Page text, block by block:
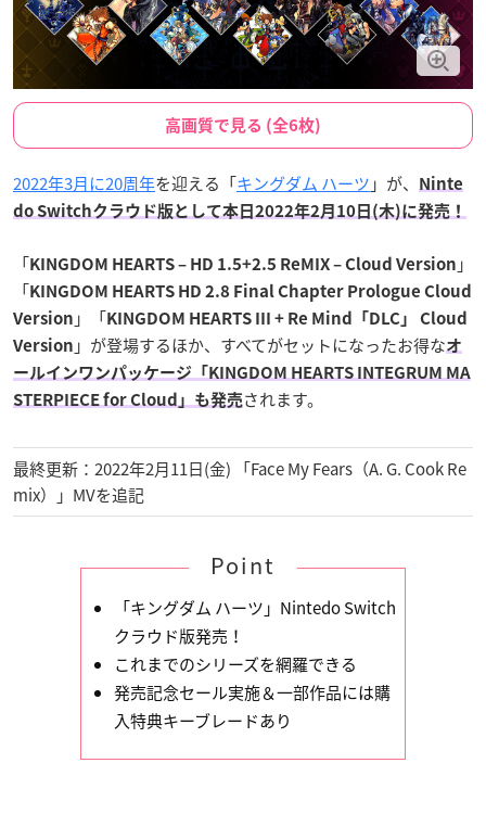
高画質で見る (全6枚)
2022年3月に20周年を迎える「キングダム ハーツ 」が、
Ninte
do Switchクラウド版として本日2022年2月10日(木)に発売！
「KINGDOM HEARTS – HD 1.5+2.5 ReMIX – Cloud Version 」
「KINGDOM HEARTS HD 2.8 Final Chapter Prologue Cloud
Version 」「KINGDOM HEARTS III + Re Mind「DLC」 Cloud
Version 」が登場するほか、すべてがセットになったお得なオ
ールインワンパッケージ「KINGDOM HEARTS INTEGRUM MA
STERPIECE for Cloud」も発売 されます。
最終更新：2022年2月11日(金) 「Face My Fears（A. G. Cook Re
mix）」MVを追記
Point
「キングダム ハーツ」Nintedo Switch
クラウド版発売！
これまでのシリーズを網羅できる
発売記念セール実施＆一部作品には購
入特典キーブレードあり